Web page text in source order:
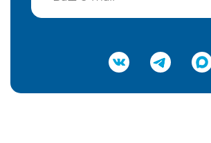
Подтвердить e-mail